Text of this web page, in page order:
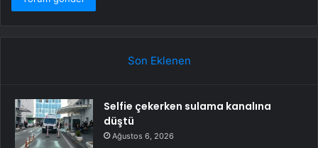
Son Eklenen
Selfie çekerken sulama kanalına
düştü
Ağustos 6, 2026